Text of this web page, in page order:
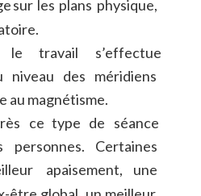
sur les plans physique,
le travail
s’effectue
niveau des méridiens
au magnétisme.
ce type de séance
personnes.
Certaines
apaisement,
une